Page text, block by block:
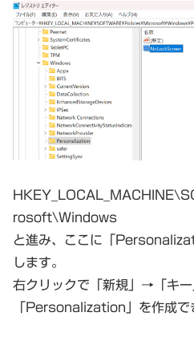
rosoft\Windows
と進み、ここに「
します。
右クリックで「新規」→「キー
「Personalization」を作成で